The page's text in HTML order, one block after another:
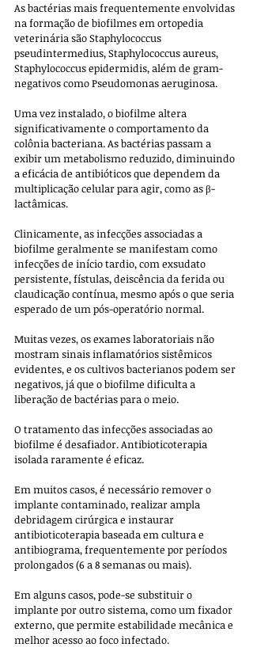
As bactérias mais frequentemente envolvidas
na formação de biofilmes em ortopedia
veterinária são Staphylococcus
pseudintermedius, Staphylococcus aureus,
Staphylococcus epidermidis, além de gram-
negativos como Pseudomonas aeruginosa.
Uma vez instalado, o biofilme altera
significativamente o comportamento da
colônia bacteriana. As bactérias passam a
exibir um metabolismo reduzido, diminuindo
a eficácia de antibióticos que dependem da
multiplicação celular para agir, como as β-
lactâmicas.
Clinicamente, as infecções associadas a
biofilme geralmente se manifestam como
infecções de início tardio, com exsudato
persistente, fístulas, deiscência da ferida ou
claudicação contínua, mesmo após o que seria
esperado de um pós-operatório normal.
Muitas vezes, os exames laboratoriais não
mostram sinais inflamatórios sistêmicos
evidentes, e os cultivos bacterianos podem ser
negativos, já que o biofilme dificulta a
liberação de bactérias para o meio.
O tratamento das infecções associadas ao
biofilme é desafiador. Antibioticoterapia
isolada raramente é eficaz.
Em muitos casos, é necessário remover o
implante contaminado, realizar ampla
debridagem cirúrgica e instaurar
antibioticoterapia baseada em cultura e
antibiograma, frequentemente por períodos
prolongados (6 a 8 semanas ou mais).
Em alguns casos, pode-se substituir o
implante por outro sistema, como um fixador
externo, que permite estabilidade mecânica e
melhor acesso ao foco infectado.